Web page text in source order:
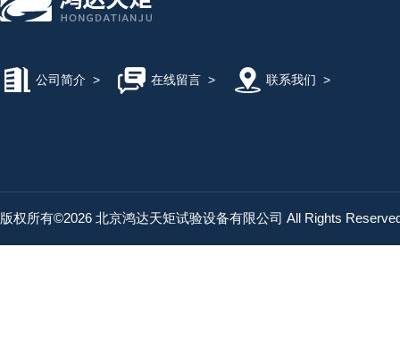
公司简介 > 在线留言> 联系我们 >
版权所有©2026 北京鸿达天矩试验设备有限公司 All Rights